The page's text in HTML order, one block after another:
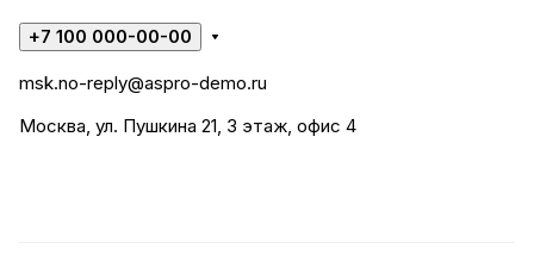
+7 100 000-00-00
msk.no-reply@aspro-demo.ru
Москва, ул. Пушкина 21, 3 этаж, офис 4